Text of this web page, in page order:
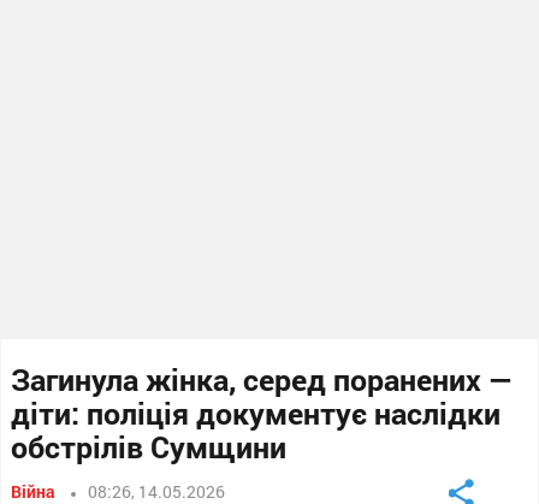
Загинула жінка, серед поранених —
діти: поліція документує наслідки
обстрілів Сумщини
Війна 08:26, 14.05.2026